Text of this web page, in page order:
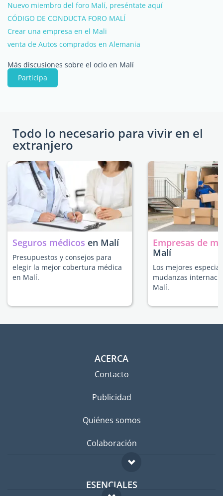
Nuevo miembro del foro Malí, preséntate aquí
CÓDIGO DE CONDUCTA FORO MALÍ
Crear una empresa en el Mali
venta de Autos comprados en Alemania
Más discusiones sobre el ocio en Malí
Participa
Todo lo necesario para vivir en el
extranjero
Seguros médicos en Malí
Presupuestos y consejos para
elegir la mejor cobertura médica
en Malí.
Empresas de
Malí
Los mejores
mudanzas
Malí.
ACERCA
Contacto
Publicidad
Quiénes somos
Colaboración
ESENCIALES